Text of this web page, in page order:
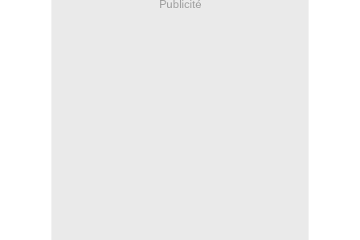
Publicité